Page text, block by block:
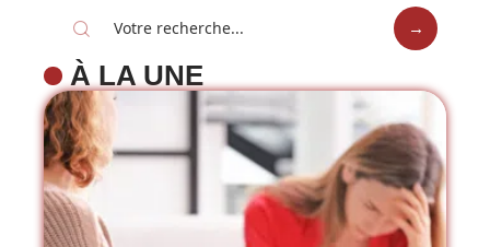
À LA UNE